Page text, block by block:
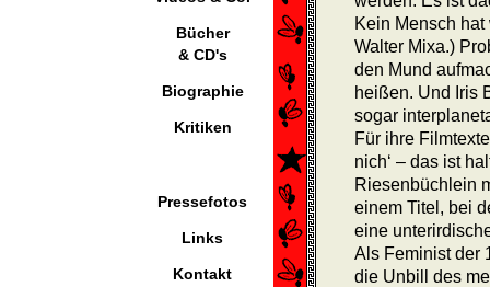
Bücher
& CD's
Biographie
Kritiken
Pressefotos
Links
Kontakt
Kein Mensch
Walter Mixa.)
den Mund
heißen. Und Iris
sogar
Für ihre
nich‘ – das ist
Riesenbüchlein
einem Titel, bei
eine
Als Feminist der
die Unbill des